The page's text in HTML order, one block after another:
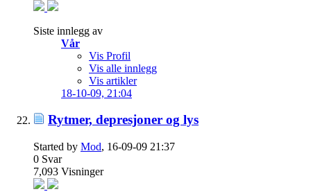
Siste innlegg av
Vår
Vis Profil
Vis alle innlegg
Vis artikler
18-10-09, 21:04
Rytmer, depresjoner og lys
Started by Mod, 16-09-09 21:37
0 Svar
7,093 Visninger